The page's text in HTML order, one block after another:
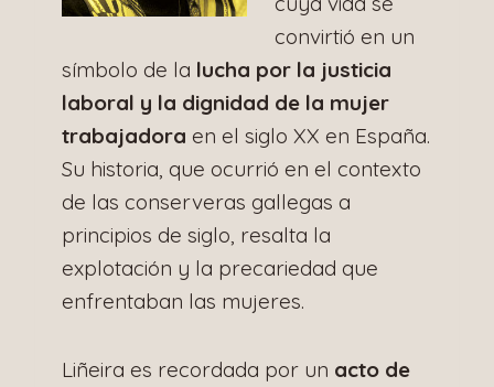
convirtió en un
símbolo de la lucha por la justicia
laboral y la dignidad de la mujer
trabajadora en el siglo XX en España.
Su historia, que ocurrió en el contexto
de las conserveras gallegas a
principios de siglo, resalta la
explotación y la precariedad que
enfrentaban las mujeres.
Liñeira es recordada por un acto de